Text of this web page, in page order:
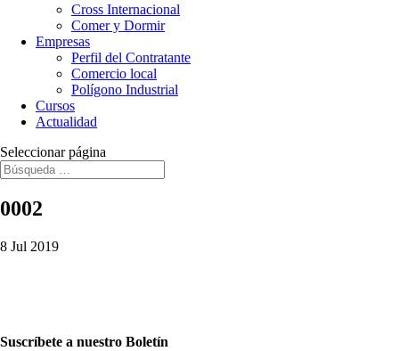
Cross Internacional
Comer y Dormir
Empresas
Perfil del Contratante
Comercio local
Polígono Industrial
Cursos
Actualidad
Seleccionar página
0002
8 Jul 2019
Suscríbete a nuestro Boletín